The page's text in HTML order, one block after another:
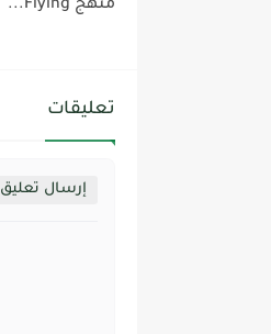
منهج Flying...
تعليقات
إرسال تعليق